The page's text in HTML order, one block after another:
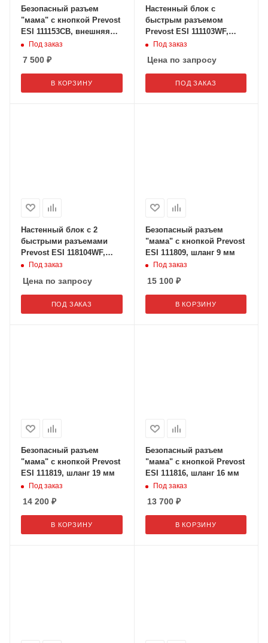
Безопасный разъем
"мама" с кнопкой Prevost
ESI 111153CB, внешняя
резьба 1/2" дюйма
Под заказ
7 500 ₽
В КОРЗИНУ
Настенный блок с
быстрым разъемом
Prevost ESI 111103WF,
внутренняя резьба 1/2"
Под заказ
Цена по запросу
ПОД ЗАКАЗ
Настенный блок с 2
быстрыми разъемами
Prevost ESI 118104WF,
внутренняя резьба 3/4"
Под заказ
Цена по запросу
ПОД ЗАКАЗ
Безопасный разъем
"мама" с кнопкой Prevost
ESI 111809, шланг 9 мм
Под заказ
15 100₽
В КОРЗИНУ
Безопасный разъем
"мама" с кнопкой Prevost
ESI 111819, шланг 19 мм
Под заказ
14 200 ₽
В КОРЗИНУ
Безопасный разъем
"мама" с кнопкой Prevost
ESI 111816, шланг 16 мм
Под заказ
13 700₽
В КОРЗИНУ